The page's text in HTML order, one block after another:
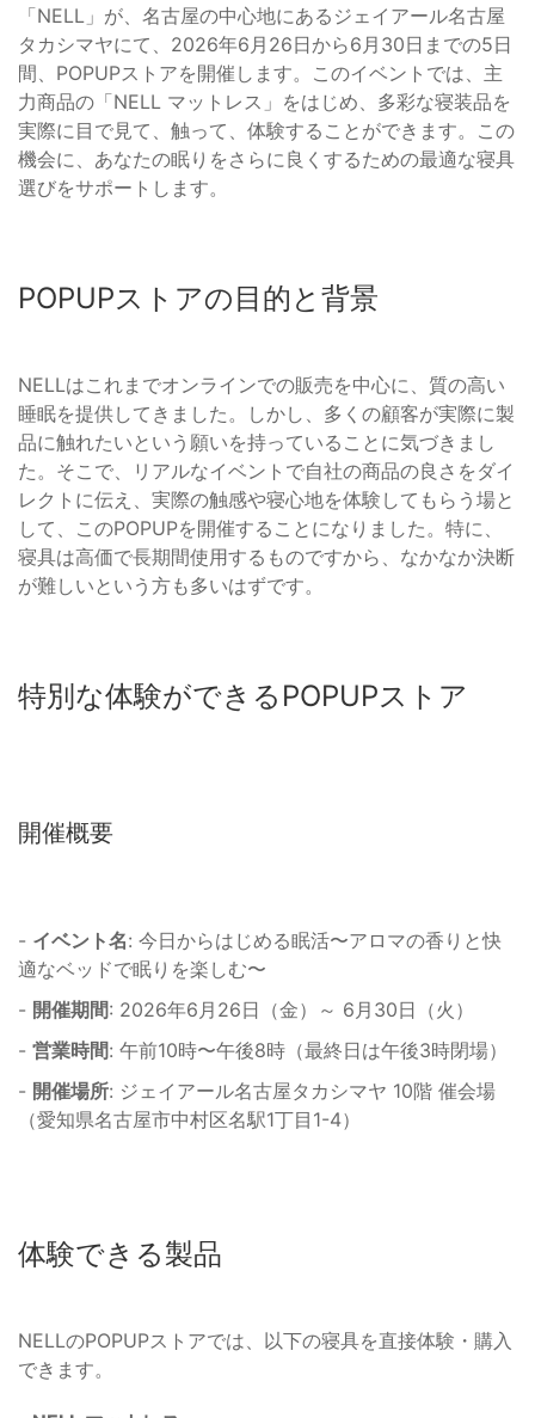
「NELL」が、名古屋の中心地にあるジェイアール名古屋
タカシマヤにて、2026年6月26日から6月30日までの5日
間、POPUPストアを開催します。このイベントでは、主
力商品の「NELL マットレス」をはじめ、多彩な寝装品を
実際に目で見て、触って、体験することができます。この
機会に、あなたの眠りをさらに良くするための最適な寝具
選びをサポートします。
POPUPストアの目的と背景
NELLはこれまでオンラインでの販売を中心に、質の高い
睡眠を提供してきました。しかし、多くの顧客が実際に製
品に触れたいという願いを持っていることに気づきまし
た。そこで、リアルなイベントで自社の商品の良さをダイ
レクトに伝え、実際の触感や寝心地を体験してもらう場と
して、このPOPUPを開催することになりました。特に、
寝具は高価で長期間使用するものですから、なかなか決断
が難しいという方も多いはずです。
特別な体験ができるPOPUPストア
開催概要
- イベント名: 今日からはじめる眠活〜アロマの香りと快
適なベッドで眠りを楽しむ〜
- 開催期間: 2026年6月26日（金）～ 6月30日（火）
- 営業時間: 午前10時〜午後8時（最終日は午後3時閉場）
- 開催場所: ジェイアール名古屋タカシマヤ 10階 催会場
（愛知県名古屋市中村区名駅1丁目1-4）
体験できる製品
NELLのPOPUPストアでは、以下の寝具を直接体験・購入
できます。